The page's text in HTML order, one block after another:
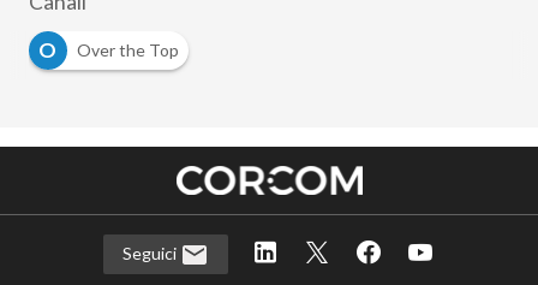
O
Over the Top
Seguici